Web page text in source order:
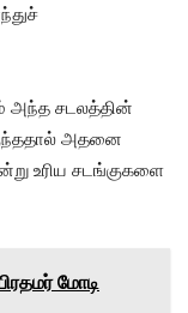
அந்த சடலத்தின்
அதனை
உரிய சடங்குகளை
மோடி